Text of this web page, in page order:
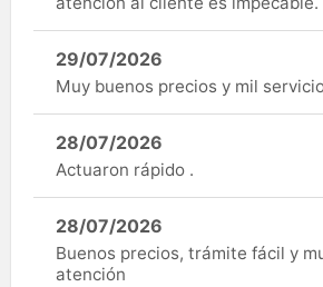
29/07/2026
Muy buenos precios y mil
28/07/2026
Actuaron rápido .
28/07/2026
Buenos precios, trámite fácil y
atención